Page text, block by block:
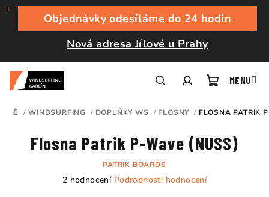
Přejít
obsah
Objednávky odesíláme do 24 hodin
Nová adresa Jílové u Prahy
košík
DOMŮ
/ WINDSURFING / DOPLŇKY WS / FLOSNY / FLOSNA PATRIK
Flosna Patrik P-Wave (NUSS)
PATRIK BOARDS
Průměrné
2 hodnocení Podrobnosti hodnocení